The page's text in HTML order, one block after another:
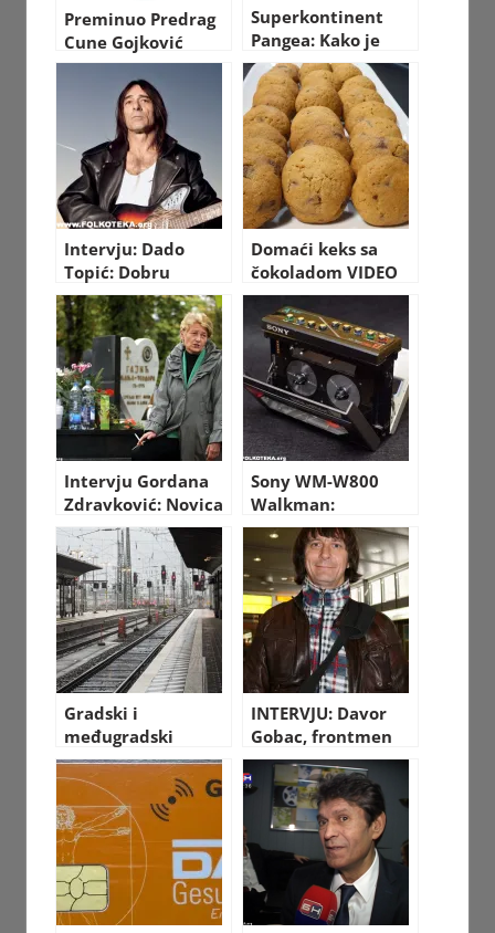
Preminuo Predrag
Cune Gojković
Superkontinent
Pangea: Kako je
izgledao svijet
nekada
Intervju: Dado
Topić: Dobru
muziku ne sviraju
loši muzičari
Domaći keks sa
čokoladom VIDEO
RECEPT sa
pripremom
Intervju Gordana
Zdravković: Novica
i ja ne pričamo od
Tomine smrti!
Sony WM-W800
Walkman:
Revolucionarni
Dvostruki
Kasetofon iz 1985.
godine
Gradski i
međugradski
prevoz u Nemačkoj
za 49€ mesečno
INTERVJU: Davor
Gobac, frontmen
“Psihomodo popa”